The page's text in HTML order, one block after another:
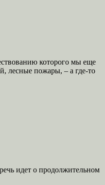
которого мы еще
лесные пожары, – а где-то
идет о продолжительном